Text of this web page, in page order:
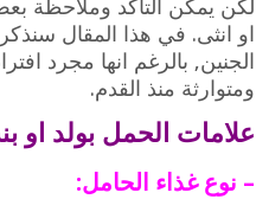
لكن يمكن التأكد وملاحظة
او انثى. في هذا المقال
الجنين, بالرغم انها مجرد
ومتوارثة منذ القدم.
علامات الحمل بولد او
– نوع غذاء الحامل: